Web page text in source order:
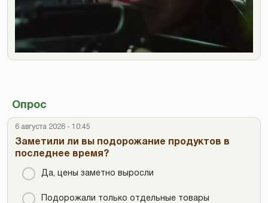
Опрос
6 августа 2026 - 10:45
Заметили ли вы подорожание продуктов в
последнее время?
Да, цены заметно выросли
Подорожали только отдельные товары